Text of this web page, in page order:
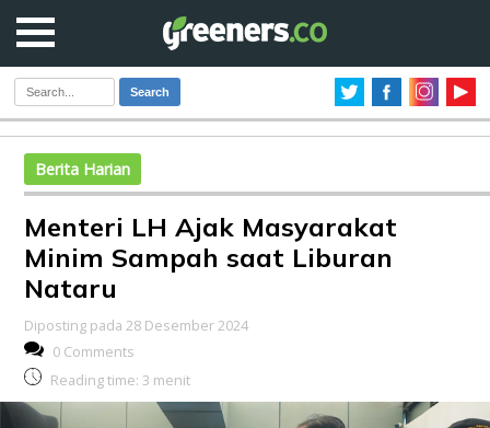
Search
Berita Harian
Menteri LH Ajak Masyarakat
Minim Sampah saat Liburan
Nataru
Diposting pada 28 Desember 2024
0 Comments
Reading time: 3 menit